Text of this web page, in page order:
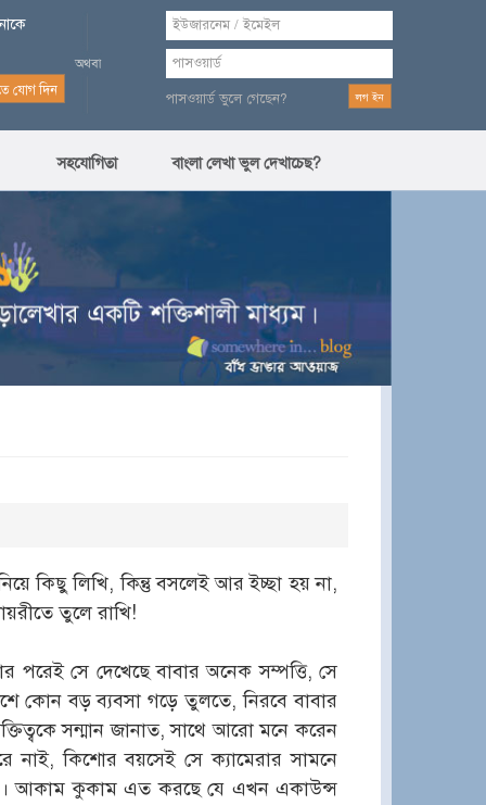
পাসওয়ার্ড ভুলে গেছেন?
সহযোগিতা বাংলা লেখা ভুল দেখাচেছ?
কিছু লিখি, কিন্তু বসলেই আর ইচ্ছা হয় না,
তুলে রাখি!
সে দেখেছে বাবার অনেক সম্পত্তি, সে
কোন বড় ব্যবসা গড়ে তুলতে, নিরবে বাবার
সন্মান জানাত, সাথে আরো মনে করেন
কিশোর বয়সেই সে ক্যামেরার সামনে
আকাম কুকাম এত করছে যে এখন একাউন্স